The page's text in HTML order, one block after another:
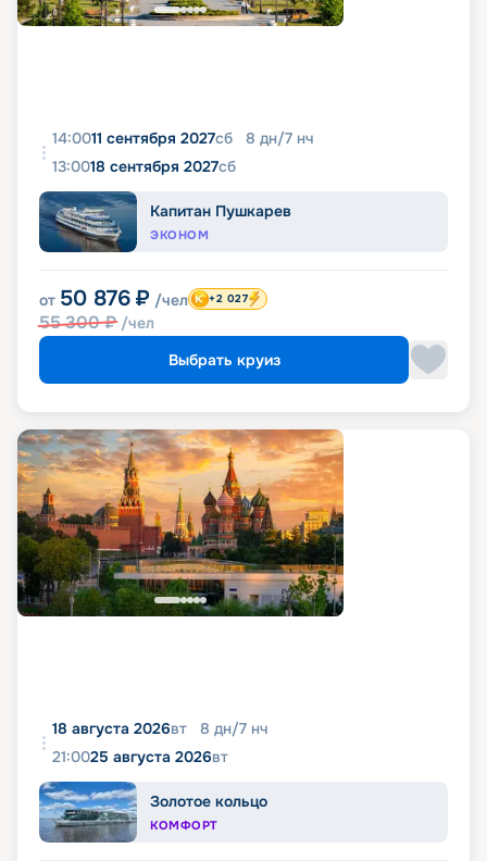
14:0011 сентября 2027сб 8 дн/7 нч
13:0018 сентября 2027сб
Капитан Пушкарев
ЭКОНОМ
от 50 876 ₽ /чел
55 300₽ /чел
+2 027
Выбрать круиз
18 августа 2026вт 8 дн/7 нч
21:0025 августа 2026вт
Золотое кольцо
КОМФОРТ